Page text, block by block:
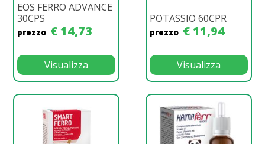
EOS FERRO ADVANCE
30CPS
prezzo € 14,73
Visualizza
POTASSIO 60CPR
prezzo € 11,94
Visualizza